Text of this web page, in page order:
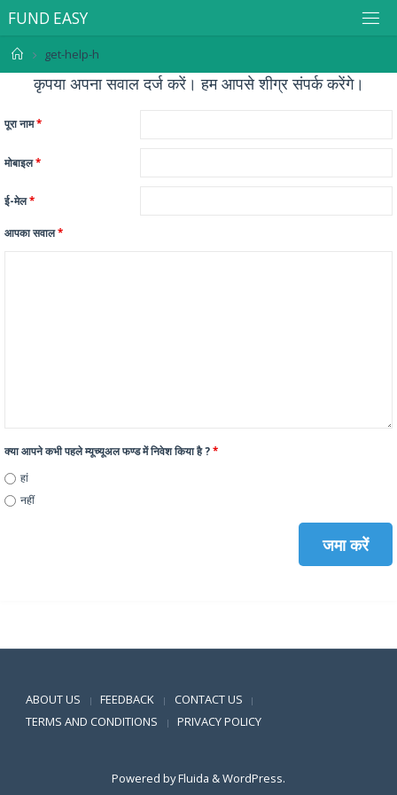
FUND EASY
get-help-h
कृपया अपना सवाल दर्ज करें। हम आपसे शीग्र संपर्क करेंगे।
पूरा नाम*
मोबाइल*
ई-मेल*
आपका सवाल*
क्या आपने कभी पहले म्यूच्यूअल फण्ड में निवेश किया है ? *
हां
नहीं
ABOUT US FEEDBACK CONTACT US
TERMS AND CONDITIONS PRIVACY POLICY
Powered byFluida &WordPress.